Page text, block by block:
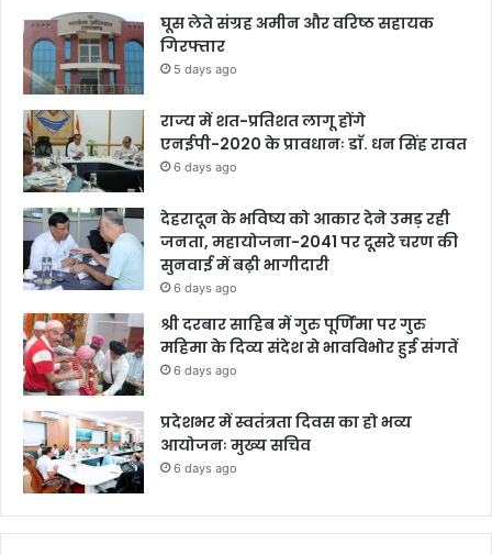
घूस लेते संग्रह अमीन और वरिष्ठ सहायक
गिरफ्तार
5 days ago
राज्य में शत-प्रतिशत लागू होंगे
एनईपी-2020 के प्रावधानः डाॅ. धन सिंह रावत
6 days ago
देहरादून के भविष्य को आकार देने उमड़ रही
जनता, महायोजना-2041 पर दूसरे चरण की
सुनवाई में बढ़ी भागीदारी
6 days ago
श्री दरबार साहिब में गुरु पूर्णिमा पर गुरु
महिमा के दिव्य संदेश से भावविभोर हुई संगतें
6 days ago
प्रदेशभर में स्वतंत्रता दिवस का हो भव्य
आयोजनः मुख्य सचिव
6 days ago